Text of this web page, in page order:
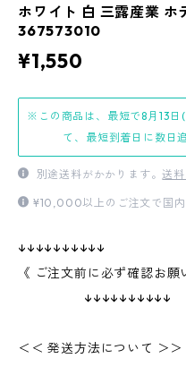
ホワイト 白 三露産業 ホ
367573010
¥1,550
※この商品は、最短で8月13日
て、最短到着日に数日
別途送料がかかります。送
¥10,000以上のご注文で国内
↓↓↓↓↓↓↓↓↓↓
《 ご注文前に必ず確認お願
↓↓↓↓↓↓↓↓↓↓
＜＜ 発送方法について ＞＞